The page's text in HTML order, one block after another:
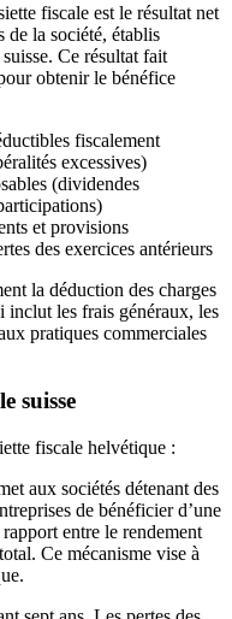
fiscale est le résultat net
de la société, établis
Ce résultat fait
obtenir le bénéfice
fiscalement
excessives)
(dividendes
et provisions
des exercices antérieurs
la déduction des charges
inclut les frais généraux, les
pratiques commerciales
suisse
fiscale helvétique :
aux sociétés détenant des
de bénéficier d’une
entre le rendement
Ce mécanisme vise à